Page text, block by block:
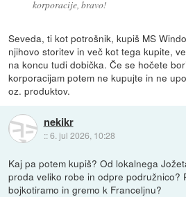
korporacije, bravo!
Seveda, ti kot potrošnik, kupiš MS
njihovo storitev in več kot tega kupite,
na koncu tudi dobička. Če se hočete
korporacijam potem ne kupujte in ne
oz. produktov.
nekikr
::6. jul 2026, 10:28
Kaj pa potem kupiš? Od lokalnega
proda veliko robe in odpre podružnico?
bojkotiramo in gremo k Franceljnu?